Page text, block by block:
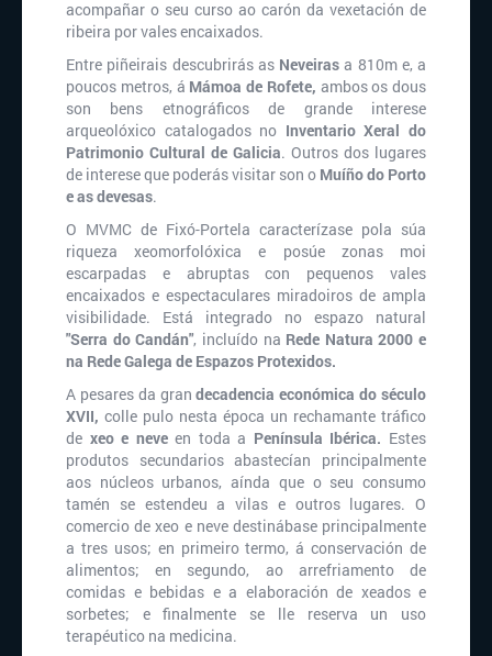
acompañar o seu curso ao carón da vexetación de
ribeira por vales encaixados.
Entre piñeirais descubrirás as Neveiras a 810m e, a
poucos metros, á Mámoa de Rofete, ambos os dous
son bens etnográficos de grande interese
arqueolóxico catalogados no Inventario Xeral do
Patrimonio Cultural de Galicia. Outros dos lugares
de interese que poderás visitar son o Muíño do Porto
e as devesas.
O MVMC de Fixó-Portela caracterízase pola súa
riqueza xeomorfolóxica e posúe zonas moi
escarpadas e abruptas con pequenos vales
encaixados e espectaculares miradoiros de ampla
visibilidade. Está integrado no espazo natural
"Serra do Candán", incluído na Rede Natura 2000 e
na Rede Galega de Espazos Protexidos.
A pesares da gran decadencia económica do século
XVII, colle pulo nesta época un rechamante tráfico
de xeo e neveen toda a Península Ibérica. Estes
produtos secundarios abastecían principalmente
aos núcleos urbanos, aínda que o seu consumo
tamén se estendeu a vilas e outros lugares. O
comercio de xeo e neve destinábase principalmente
a tres usos; en primeiro termo, á conservación de
alimentos; en segundo, ao arrefriamento de
comidas e bebidas e a elaboración de xeados e
sorbetes; e finalmente se lle reserva un uso
terapéutico na medicina.